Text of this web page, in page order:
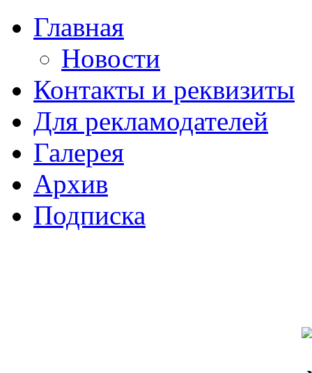
Главная
Новости
Контакты и реквизиты
Для рекламодателей
Галерея
Архив
Подписка